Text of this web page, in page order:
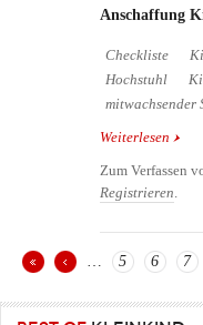
Anschaffung
Checkliste
Hochstuhl
mitwachsender
Weiterlesen über
Zum Verfassen
Registrieren
5 6 7